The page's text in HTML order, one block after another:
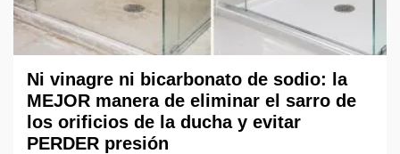
Ni vinagre ni bicarbonato de sodio: la
MEJOR manera de eliminar el sarro de
los orificios de la ducha y evitar
PERDER presión